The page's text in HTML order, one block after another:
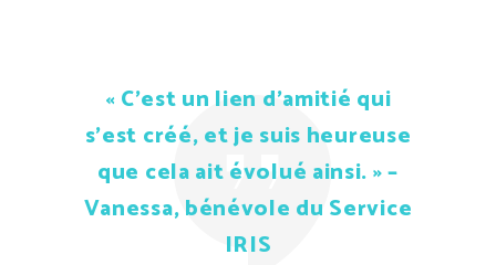
« C’est un lien d’amitié qui
s’est créé, et je suis heureuse
que cela ait évolué ainsi. » –
Vanessa, bénévole du Service
IRIS